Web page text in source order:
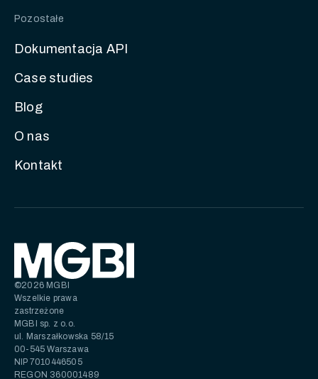
Pozostałe
Dokumentacja API
Case studies
Blog
O nas
Kontakt
©2026 MGBI
Wszelkie prawa
zastrzeżone
MGBI sp. z o.o.
ul. Marszałkowska 58/15
00-545 Warszawa
NIP 7010446505
REGON 360001489